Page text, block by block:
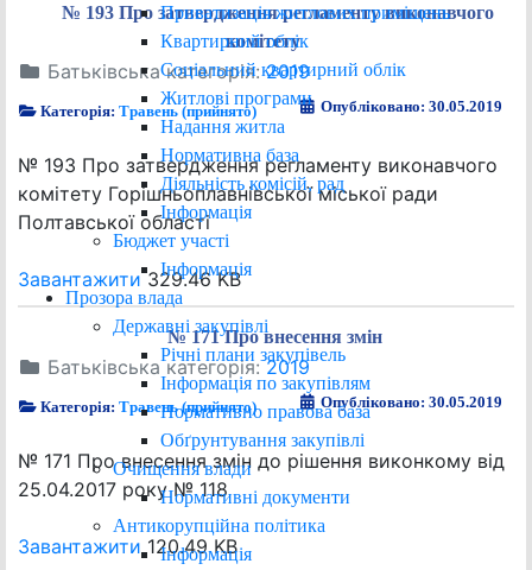
Приватизація житлових приміщень
Квартирний облік
Соціальний квартирний облік
Житлові програми
Надання житла
Нормативна база
Діяльність комісій, рад
Інформація
Бюджет участі
Інформація
Прозора влада
Державні закупівлі
Річні плани закупівель
Інформація по закупівлям
Нормативно правова база
Обґрунтування закупівлі
Очищення влади
Нормативні документи
Антикорупційна політика
Інформація
№ 193 Про затвердження регламенту виконавчого
комітету
Батьківська категорія:2019
Категорія:Травень (прийнято) Опубліковано: 30.05.2019
№ 193 Про затвердження регламенту виконавчого
комітету Горішньоплавнівської міської ради
Полтавської області
Завантажити329.46 KB
№ 171 Про внесення змін
Батьківська категорія:2019
Категорія:Травень (прийнято) Опубліковано: 30.05.2019
№ 171 Про внесення змін до рішення виконкому від
25.04.2017 року № 118
Завантажити120.49 KB